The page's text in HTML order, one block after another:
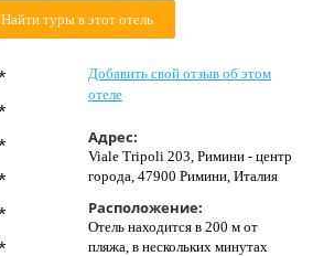
Найти туры в этот отель
Добавить свой отзыв об этом
отеле
Адрес:
Viale Tripoli 203, Римини - центр
города, 47900 Римини, Италия
Расположение:
Отель находится в 200 м от
пляжа, в нескольких минутах